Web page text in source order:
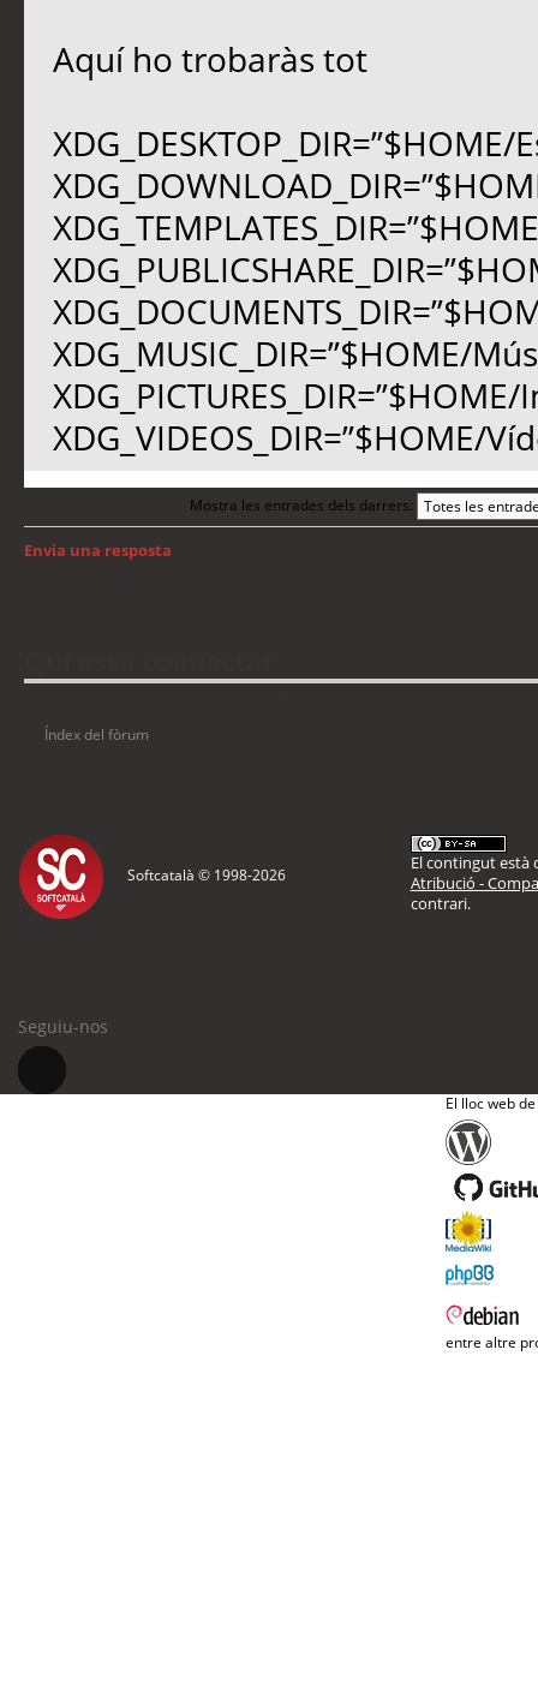
Aquí ho trobaràs tot
XDG_DESKTOP_DIR=”$HOME/
XDG_MUSIC_DIR=”$HOME/
XDG_VIDEOS_DIR=”$HOME/
Mostra les entrades dels darrers:
Envia una resposta
Índex del fòrum
Softcatalà © 1998-2026
El contingut està
Atribució -
contrari.
Seguiu-nos
El lloc web
entre altre